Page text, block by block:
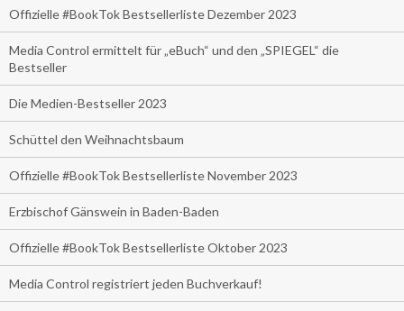
Offizielle #BookTok Bestsellerliste Dezember 2023
Media Control ermittelt für „eBuch“ und den „SPIEGEL“ die
Bestseller
Die Medien-Bestseller 2023
Schüttel den Weihnachtsbaum
Offizielle #BookTok Bestsellerliste November 2023
Erzbischof Gänswein in Baden-Baden
Offizielle #BookTok Bestsellerliste Oktober 2023
Media Control registriert jeden Buchverkauf!